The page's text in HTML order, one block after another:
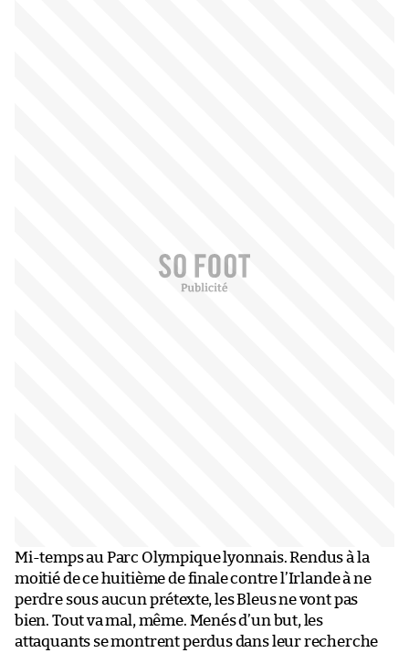
Mi-temps au Parc Olympique lyonnais. Rendus à la
moitié de ce huitième de finale contre l’Irlande à ne
perdre sous aucun prétexte, les Bleus ne vont pas
bien. Tout va mal, même. Menés d’un but, les
attaquants se montrent perdus dans leur recherche